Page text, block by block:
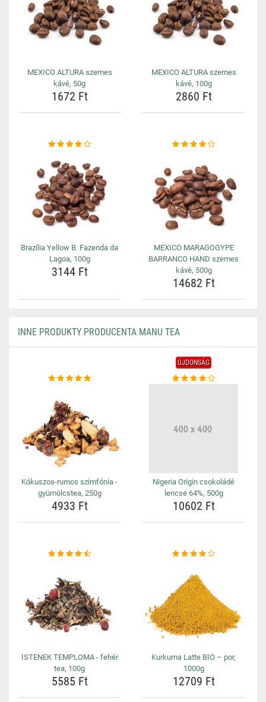
MEXICO ALTURA szemes
kávé, 50g
1672 Ft
MEXICO ALTURA szemes
kávé, 100g
2860 Ft
Brazília Yellow B. Fazenda da
Lagoa, 100g
3144 Ft
MEXICO MARAGOGYPE
BARRANCO HAND szemes
kávé, 500g
14682 Ft
INNE PRODUKTY PRODUCENTA MANU TEA
Kókuszos-rumos szimfónia -
gyümölcstea, 250g
4933 Ft
ÚJDONSÁG
Nigeria Origin csokoládé
lencse 64%, 500g
10602 Ft
ISTENEK TEMPLOMA - fehér
tea, 100g
5585 Ft
Kurkuma Latte BIO – por,
1000g
12709 Ft